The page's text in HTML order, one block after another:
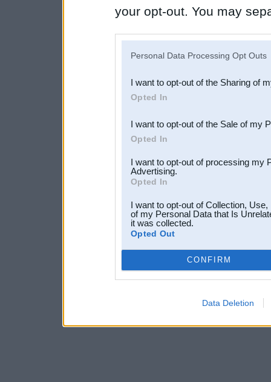
your opt-out. You may
Downstream Participants
third parties.
Personal Data Processing Opt Outs
I want to opt-out of the Sharing of
Opted In
I want to opt-out of the Sale of my
Opted In
I want to opt-out of processing my
Advertising.
Opted In
I want to opt-out of Collection,
of my Personal Data that Is
it was collected.
Opted Out
CONFIRM
Data Deletion